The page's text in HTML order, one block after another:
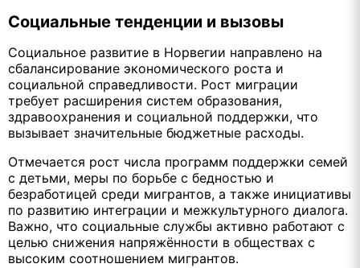
Социальные тенденции и вызовы
Социальное развитие в Норвегии направлено на
сбалансирование экономического роста и
социальной справедливости. Рост миграции
требует расширения систем образования,
здравоохранения и социальной поддержки, что
вызывает значительные бюджетные расходы.
Отмечается рост числа программ поддержки семей
с детьми, меры по борьбе с бедностью и
безработицей среди мигрантов, а также инициативы
по развитию интеграции и межкультурного диалога.
Важно, что социальные службы активно работают с
целью снижения напряжённости в обществах с
высоким соотношением мигрантов.